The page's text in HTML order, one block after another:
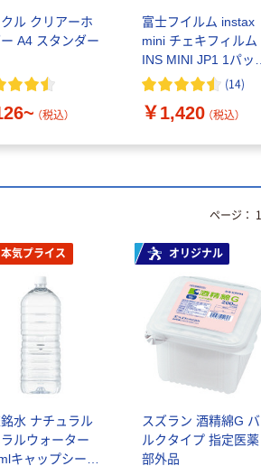
ル クリアーホ
A4 スタンダー
（税込）
富士フイルム instax
mini チェキフィルム
INS MINI JP1 1パック
（10枚入り）
(14)
￥1,420 （税込）
本気プライス
水 ナチュラル
ルウォーター
キャップシール
オリジナル
スズラン 酒精綿G バ
ルクタイプ 指定医薬
部外品
ページ： 1